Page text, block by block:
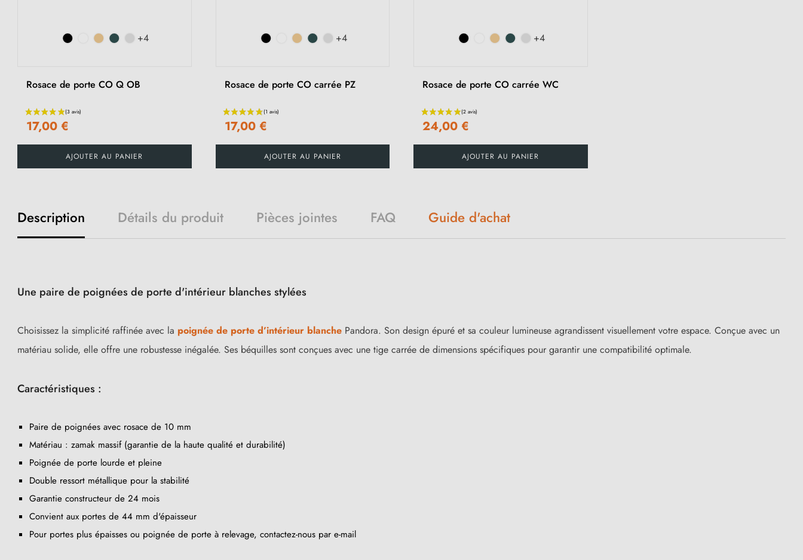
+4
Rosace de porte CO Q OB
17,00 €
AJOUTER AU PANIER
+4
Rosace de porte CO carrée PZ
17,00 €
AJOUTER AU PANIER
+4
Rosace de porte CO carrée WC
24,00 €
AJOUTER AU PANIER
Description Détails du produit Pièces jointes FAQ Guide d'achat
Une paire de poignées de porte d'intérieur blanches stylées
Choisissez la simplicité raffinée avec la poignée de porte d’intérieur blanche Pandora. Son design épuré et sa couleur lumineuse agrandissent visuellement votre espace. Conçue avec un
matériau solide, elle offre une robustesse inégalée. Ses béquilles sont conçues avec une tige carrée de dimensions spécifiques pour garantir une compatibilité optimale.
Caractéristiques :
Paire de poignées avec rosace de 10 mm
Matériau : zamak massif (garantie de la haute qualité et durabilité)
Poignée de porte lourde et pleine
Double ressort métallique pour la stabilité
Garantie constructeur de 24 mois
Convient aux portes de 44 mm d'épaisseur
Pour portes plus épaisses ou poignée de porte à relevage, contactez-nous par e-mail